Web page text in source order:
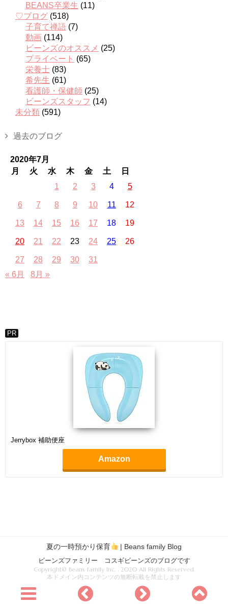
BEANS卒業生 (11)
♡ブログ (518)
子育て禅語 (7)
動画 (114)
ビーンズのオススメ (25)
プライベート (65)
栄養士 (83)
希先生 (61)
看護師・保健師 (25)
ビーンズスタッフ (14)
未分類 (591)
過去のブログ
2020年7月
月
火 水 木 金 土
日
1
2 3 4 5
6 7 8 9 10 11 12
13 14 15 16 17 18 19
20 21 22 23 24 25 26
27 28 29 30
31
« 6月
8月 »
PR
Jerrybox 補助便座
Amazon
夏の一時預かり保育 | Beans family Blog
ビーンズファミリー コスギビーンズのブログです
Copyright© Beans family Inc. , 2020 All Rights Reserved.
本ドメイン内コンテンツの無断転載を禁止します